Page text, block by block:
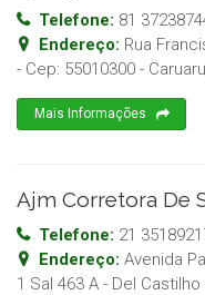
Telefone: 81
Endereço: Rua
- Cep: 55010300 - Caruaru
Mais Informações
Ajm Corretora De
Telefone: 21
Endereço: Avenida
1 Sal 463 A - Del Castilho